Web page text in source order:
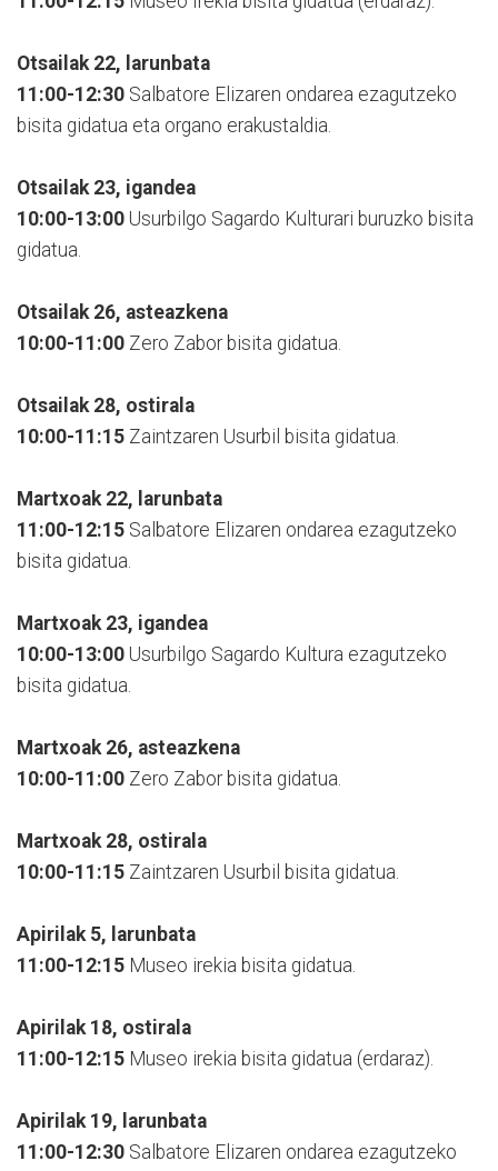
Otsailak 22, larunbata
11:00-12:30 Salbatore Elizaren ondarea ezagutzeko
bisita gidatua eta organo erakustaldia.
Otsailak 23, igandea
10:00-13:00 Usurbilgo Sagardo Kulturari buruzko bisita
gidatua.
Otsailak 26, asteazkena
10:00-11:00 Zero Zabor bisita gidatua.
Otsailak 28, ostirala
10:00-11:15 Zaintzaren Usurbil bisita gidatua.
Martxoak 22, larunbata
11:00-12:15 Salbatore Elizaren ondarea ezagutzeko
bisita gidatua.
Martxoak 23, igandea
10:00-13:00 Usurbilgo Sagardo Kultura ezagutzeko
bisita gidatua.
Martxoak 26, asteazkena
10:00-11:00 Zero Zabor bisita gidatua.
Martxoak 28, ostirala
10:00-11:15 Zaintzaren Usurbil bisita gidatua.
Apirilak 5, larunbata
11:00-12:15 Museo irekia bisita gidatua.
Apirilak 18, ostirala
11:00-12:15 Museo irekia bisita gidatua (erdaraz).
Apirilak 19, larunbata
11:00-12:30 Salbatore Elizaren ondarea ezagutzeko